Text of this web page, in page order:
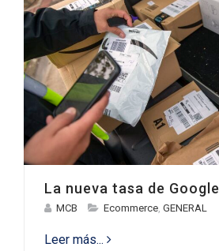
La nueva tasa de Google
MCB Ecommerce GENERAL
Leer más...